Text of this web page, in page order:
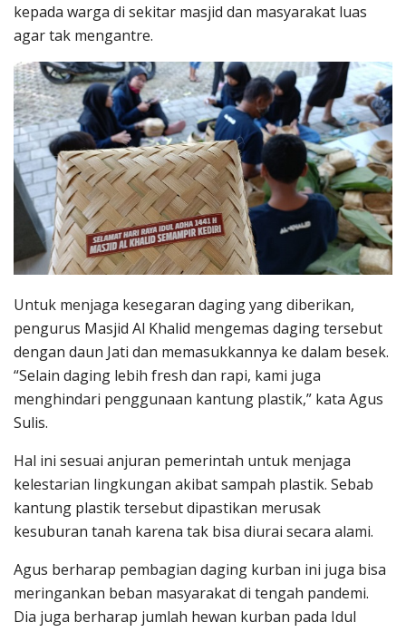
kepada warga di sekitar masjid dan masyarakat luas
agar tak mengantre.
Untuk menjaga kesegaran daging yang diberikan,
pengurus Masjid Al Khalid mengemas daging tersebut
dengan daun Jati dan memasukkannya ke dalam besek.
“Selain daging lebih fresh dan rapi, kami juga
menghindari penggunaan kantung plastik,” kata Agus
Sulis.
Hal ini sesuai anjuran pemerintah untuk menjaga
kelestarian lingkungan akibat sampah plastik. Sebab
kantung plastik tersebut dipastikan merusak
kesuburan tanah karena tak bisa diurai secara alami.
Agus berharap pembagian daging kurban ini juga bisa
meringankan beban masyarakat di tengah pandemi.
Dia juga berharap jumlah hewan kurban pada Idul